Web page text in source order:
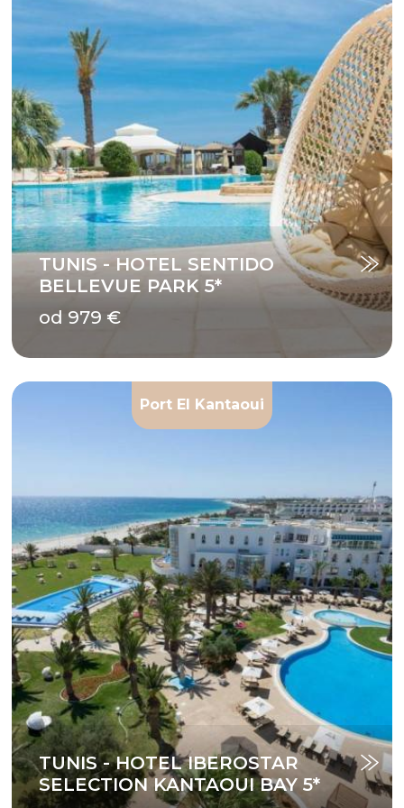
TUNIS - HOTEL SENTIDO
BELLEVUE PARK 5*
od 979 €
Port El Kantaoui
TUNIS - HOTEL IBEROSTAR
SELECTION KANTAOUI BAY 5*